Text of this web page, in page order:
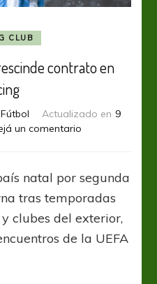
CLUB
contrato en
Actualizado en 9
un comentario
contrato
en
Racing
natal por segunda
tras temporadas
clubes del exterior,
de la UEFA